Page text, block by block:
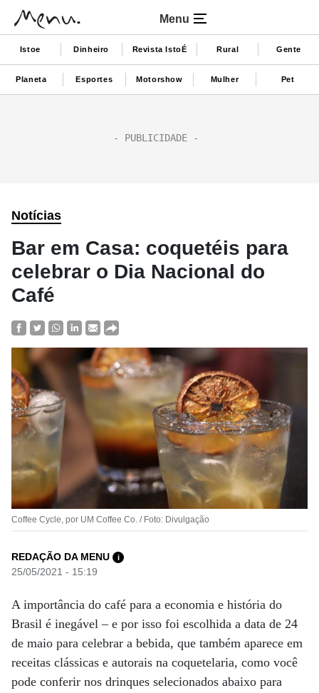
Menu
Istoe Dinheiro Revista IstoÉ Rural Gente
Planeta Esportes Motorshow Mulher Pet
Notícias
Bar em Casa: coquetéis para
celebrar o Dia Nacional do
Café
Coffee Cycle, por UM Coffee Co. / Foto: Divulgação
REDAÇÃO DA MENU i
25/05/2021 - 15:19
A importância do café para a economia e história do
Brasil é inegável – e por isso foi escolhida a data de 24
de maio para celebrar a bebida, que também aparece em
receitas clássicas e autorais na coquetelaria, como você
pode conferir nos drinques selecionados abaixo para